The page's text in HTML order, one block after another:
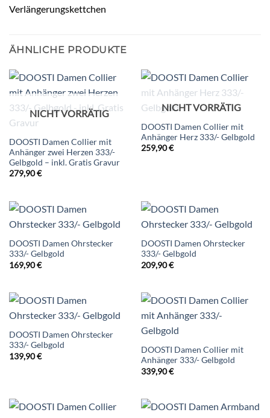
Verlängerungskettchen
ÄHNLICHE PRODUKTE
NICHT VORRÄTIG
DOOSTI Damen Collier mit
Anhänger zwei Herzen 333/-
Gelbgold – inkl. Gratis Gravur
279,90€
NICHT VORRÄTIG
DOOSTI Damen Collier mit
Anhänger Herz 333/- Gelbgold
259,90€
DOOSTI Damen Ohrstecker
333/- Gelbgold
169,90€
DOOSTI Damen Ohrstecker
333/- Gelbgold
209,90€
DOOSTI Damen Ohrstecker
333/- Gelbgold
139,90€
DOOSTI Damen Collier mit
Anhänger 333/- Gelbgold
339,90€